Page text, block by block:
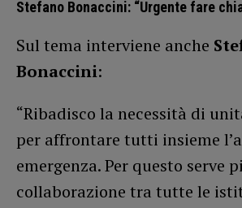
Stefano Bonaccini: “Urgente fare
Sul tema interviene anche
Bonaccini:
“Ribadisco la necessità di
per affrontare tutti insieme
emergenza. Per questo serve
collaborazione tra tutte le